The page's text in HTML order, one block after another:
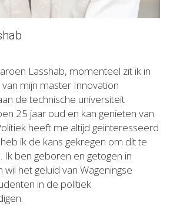
Lasshab, momenteel zit ik in
mijn master Innovation
de technische universiteit
25 jaar oud en kan genieten van
heeft me altijd geïnteresseerd
ik de kans gekregen om dit te
Ik ben geboren en getogen in
wil het geluid van Wageningse
in de politiek